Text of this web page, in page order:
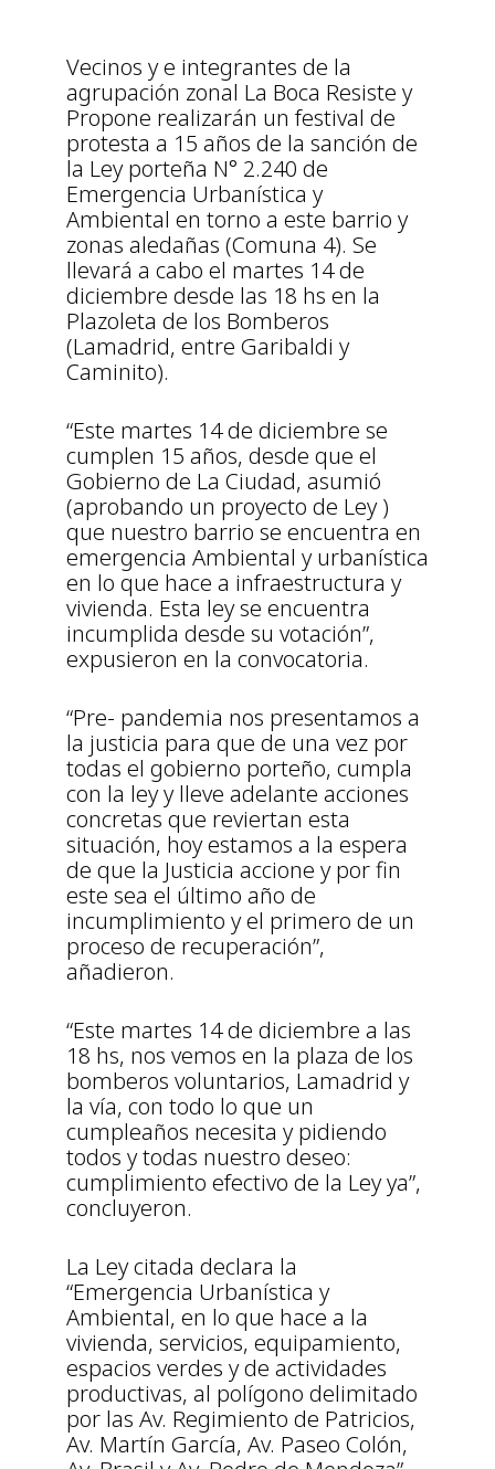
Vecinos y e integrantes de la
agrupación zonal La Boca Resiste y
Propone realizarán un festival de
protesta a 15 años de la sanción de
la Ley porteña N° 2.240 de
Emergencia Urbanística y
Ambiental en torno a este barrio y
zonas aledañas (Comuna 4). Se
llevará a cabo el martes 14 de
diciembre desde las 18 hs en la
Plazoleta de los Bomberos
(Lamadrid, entre Garibaldi y
Caminito).
“Este martes 14 de diciembre se
cumplen 15 años, desde que el
Gobierno de La Ciudad, asumió
(aprobando un proyecto de Ley )
que nuestro barrio se encuentra en
emergencia Ambiental y urbanística
en lo que hace a infraestructura y
vivienda. Esta ley se encuentra
incumplida desde su votación”,
expusieron en la convocatoria.
“Pre- pandemia nos presentamos a
la justicia para que de una vez por
todas el gobierno porteño, cumpla
con la ley y lleve adelante acciones
concretas que reviertan esta
situación, hoy estamos a la espera
de que la Justicia accione y por fin
este sea el último año de
incumplimiento y el primero de un
proceso de recuperación”,
añadieron.
“Este martes 14 de diciembre a las
18 hs, nos vemos en la plaza de los
bomberos voluntarios, Lamadrid y
la vía, con todo lo que un
cumpleaños necesita y pidiendo
todos y todas nuestro deseo:
cumplimiento efectivo de la Ley ya”,
concluyeron.
La Ley citada declara la
“Emergencia Urbanística y
Ambiental, en lo que hace a la
vivienda, servicios, equipamiento,
espacios verdes y de actividades
productivas, al polígono delimitado
por las Av. Regimiento de Patricios,
Av. Martín García, Av. Paseo Colón,